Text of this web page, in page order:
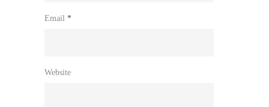
Email *
Website